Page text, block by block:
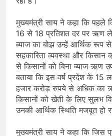
मुख्यमंत्री साय ने कहा कि पहले
16 से 18 प्रतिशत दर पर ऋण
ब्याज का बोझ उन्हें आर्थिक रूप
सहकारिता व्यवस्था और किसान
से किसानों को बिना ब्याज ऋण
बताया कि इस वर्ष प्रदेश के 15
हजार करोड़ रुपये से अधिक का
किसानों को खेती के लिए सुलभ
उनकी आर्थिक स्थिति मजबूत हो
मुख्यमंत्री साय ने कहा कि जिस